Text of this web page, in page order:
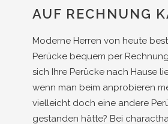
AUF RECHNUNG
Moderne Herren von heute
Perücke bequem per
sich Ihre Perücke nach Hause
wenn man beim anprobieren
vielleicht doch eine andere
gestanden hätte? Bei